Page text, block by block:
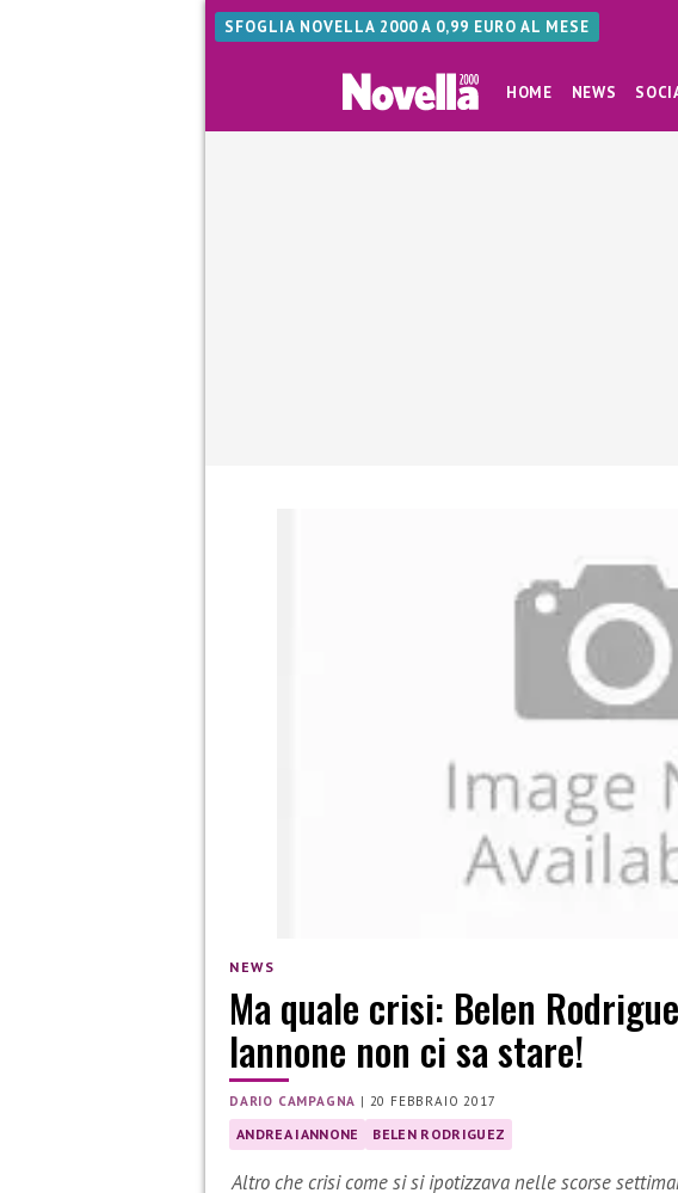
SFOGLIA NOVELLA 2000 A 0,99 EURO AL MESE
HOME NEWS
NEWS
Ma quale crisi: Belen
Iannone non ci sa stare!
DARIO CAMPAGNA | 20 FEBBRAIO 2017
ANDREA IANNONE BELEN RODRIGUEZ
Altro che crisi come si si ipotizzava nelle scorse